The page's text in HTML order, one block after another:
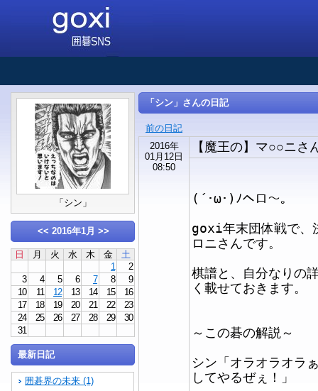
「シン」
<< 2016年1月 >>
日 月 火 水 木 金
土
1
2
3
4 5 6 7 8
9
10
11 12 13 14 15
16
17
18 19 20 21 22
23
24
25 26 27 28 29
30
31
最新日記
囲碁界の未来 (1)
「シン」さんの日記
前の日記
2016年
01月12日
08:50
【魔王の】マ○○ニさ
(´･ω･)ﾉヘロ～。
goxi年末団体戦で、
ロニさんです。
棋譜と、自分なりの
く載せておきます。
～この碁の解説～
シン「オラオラオラ
してやるぜぇ！」